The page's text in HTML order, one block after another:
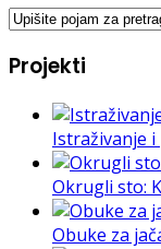
Projekti
Istraživanje
Okrugli sto:
Obuke za